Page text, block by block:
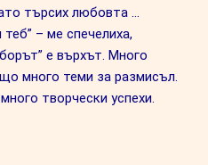
търсих любовта …
– ме спечелиха,
е върхът. Много
много теми за размисъл.
творчески успехи.